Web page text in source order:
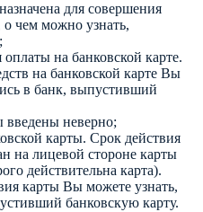
для совершения
о чем можно узнать,
оплаты на банковской карте.
на банковской карте Вы
в банк, выпустивший
введены неверно;
карты. Срок действия
на лицевой стороне карты
действительна карта).
карты Вы можете узнать,
банковскую карту.